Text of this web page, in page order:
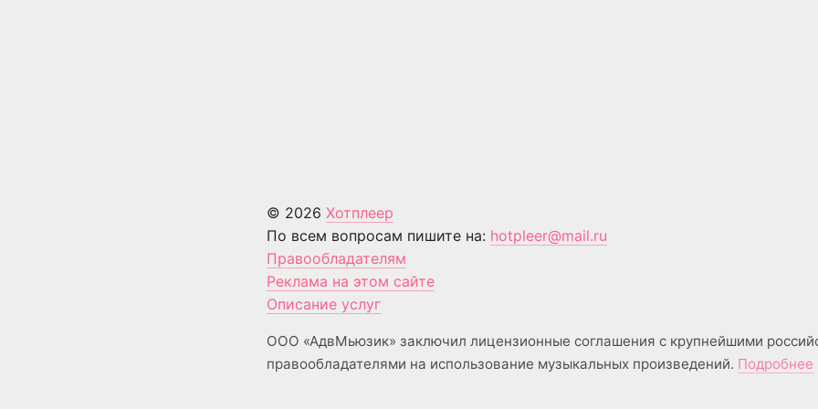
© 2026 Хотплеер
По всем вопросам пишите на: hotpleer@mail.ru
Правообладателям
Реклама на этом сайте
Описание услуг
ООО «АдвМьюзик» заключил лицензионные соглашения с крупнейшими
правообладателями на использование музыкальных произведений. Подробнее